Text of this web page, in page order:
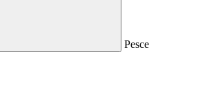
Pesce